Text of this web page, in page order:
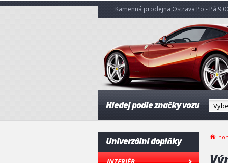
Kamenná prodejna Ostrava Po - Pá
Hledej podle značky vozu
Univerzální doplňky